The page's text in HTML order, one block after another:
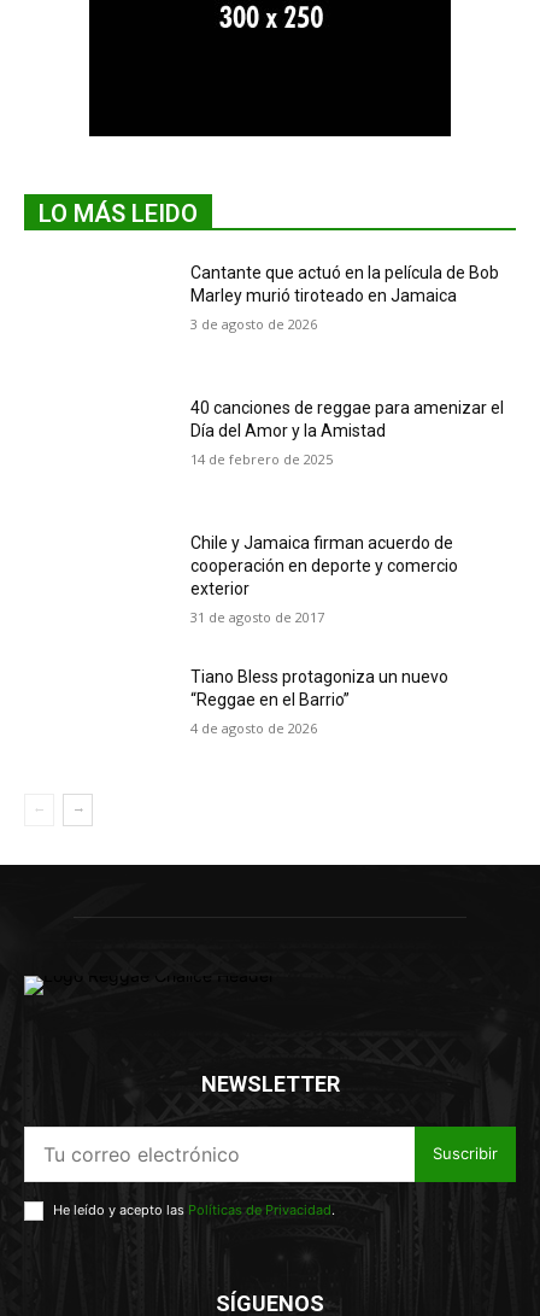
LO MÁS LEIDO
Cantante que actuó en la película de Bob
Marley murió tiroteado en Jamaica
3 de agosto de 2026
40 canciones de reggae para amenizar el
Día del Amor y la Amistad
14 de febrero de 2025
Chile y Jamaica firman acuerdo de
cooperación en deporte y comercio
exterior
31 de agosto de 2017
Tiano Bless protagoniza un nuevo
“Reggae en el Barrio”
4 de agosto de 2026
NEWSLETTER
Suscribir
He leído y acepto las Políticas de Privacidad.
SÍGUENOS